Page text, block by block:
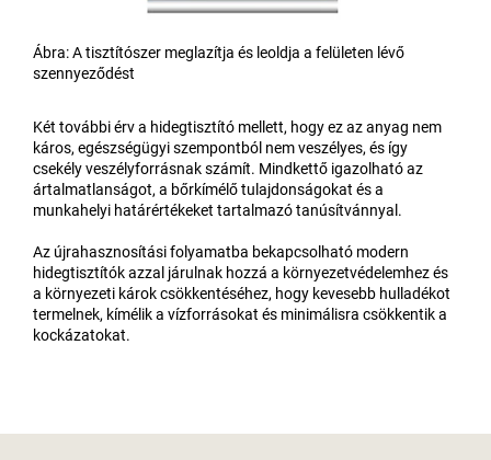
Ábra: A tisztítószer meglazítja és leoldja a felületen lévő
szennyeződést
Két további érv a hidegtisztító mellett, hogy ez az anyag nem
káros, egészségügyi szempontból nem veszélyes, és így
csekély veszélyforrásnak számít. Mindkettő igazolható az
ártalmatlanságot, a bőrkímélő tulajdonságokat és a
munkahelyi határértékeket tartalmazó tanúsítvánnyal.
Az újrahasznosítási folyamatba bekapcsolható modern
hidegtisztítók azzal járulnak hozzá a környezetvédelemhez és
a környezeti károk csökkentéséhez, hogy kevesebb hulladékot
termelnek, kímélik a vízforrásokat és minimálisra csökkentik a
kockázatokat.